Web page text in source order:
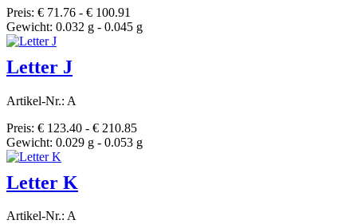
Preis: € 71.76 - € 100.91
Gewicht: 0.032 g - 0.045 g
Letter J
Artikel-Nr.: A
Preis: € 123.40 - € 210.85
Gewicht: 0.029 g - 0.053 g
Letter K
Artikel-Nr.: A